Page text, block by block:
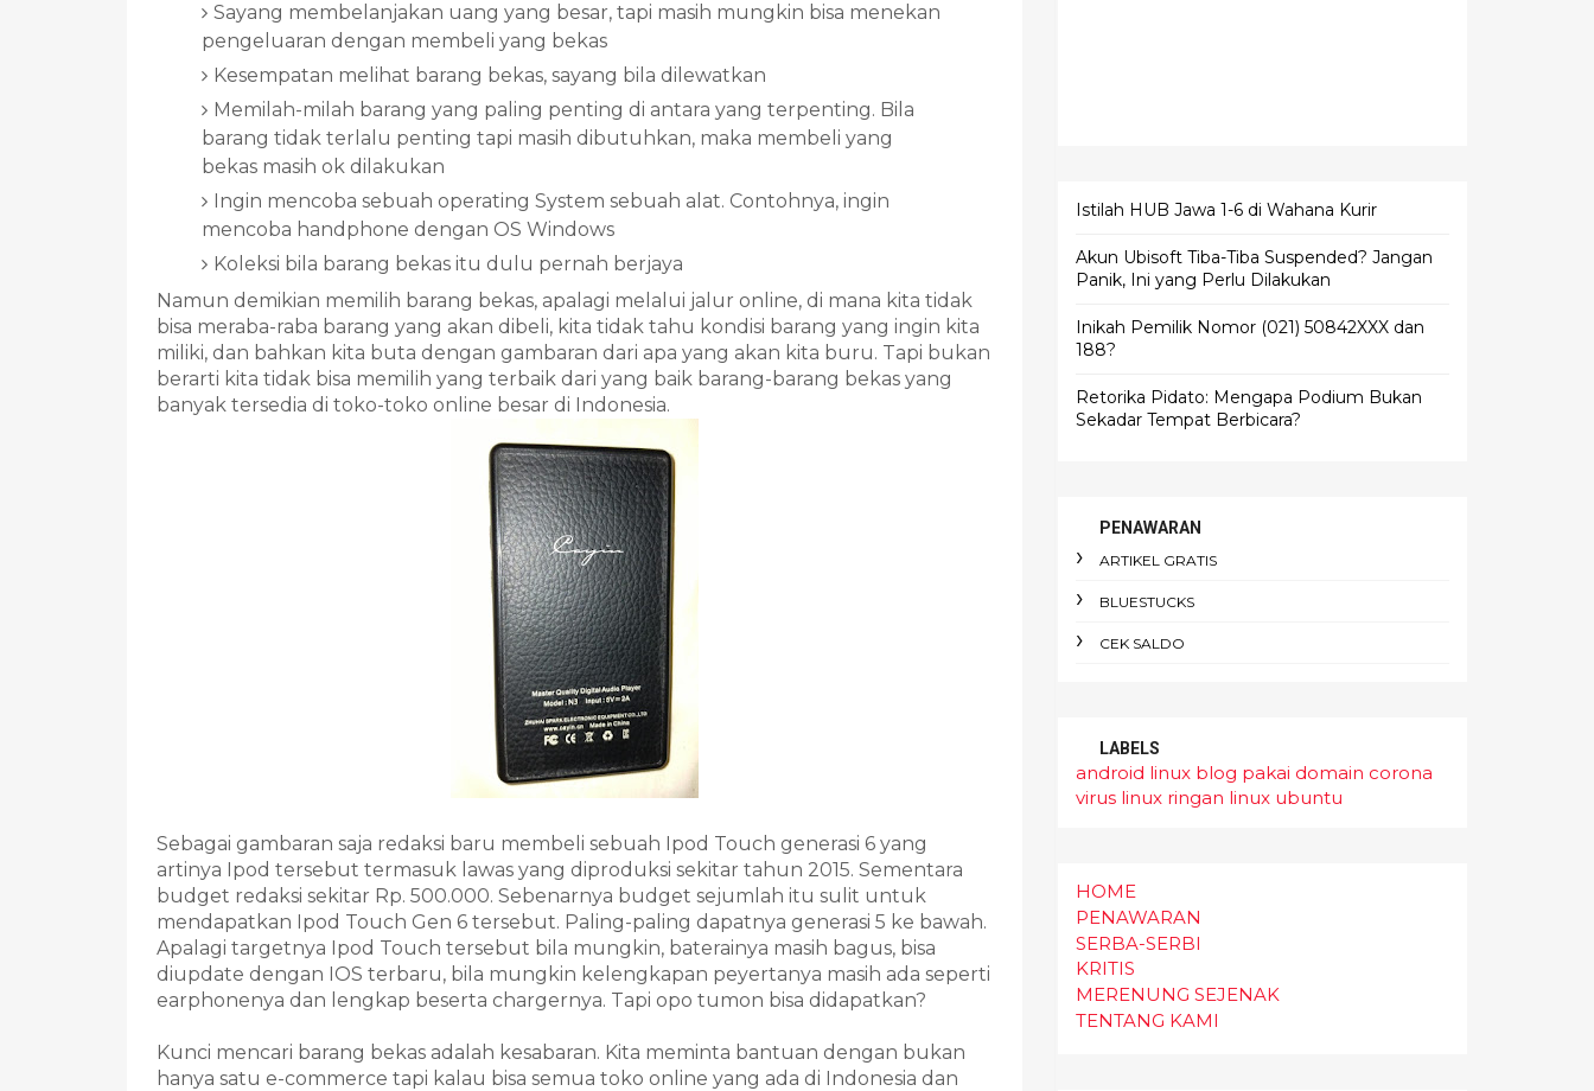
Sayang membelanjakan uang yang besar, tapi masih mungkin bisa menekan
pengeluaran dengan membeli yang bekas
Kesempatan melihat barang bekas, sayang bila dilewatkan
Memilah-milah barang yang paling penting di antara yang terpenting. Bila
barang tidak terlalu penting tapi masih dibutuhkan, maka membeli yang
bekas masih ok dilakukan
Ingin mencoba sebuah operating System sebuah alat. Contohnya, ingin
mencoba handphone dengan OS Windows
Koleksi bila barang bekas itu dulu pernah berjaya
Namun demikian memilih barang bekas, apalagi melalui jalur online, di mana kita tidak
bisa meraba-raba barang yang akan dibeli, kita tidak tahu kondisi barang yang ingin kita
miliki, dan bahkan kita buta dengan gambaran dari apa yang akan kita buru. Tapi bukan
berarti kita tidak bisa memilih yang terbaik dari yang baik barang-barang bekas yang
banyak tersedia di toko-toko online besar di Indonesia.
Sebagai gambaran saja redaksi baru membeli sebuah Ipod Touch generasi 6 yang
artinya Ipod tersebut termasuk lawas yang diproduksi sekitar tahun 2015. Sementara
budget redaksi sekitar Rp. 500.000. Sebenarnya budget sejumlah itu sulit untuk
mendapatkan Ipod Touch Gen 6 tersebut. Paling-paling dapatnya generasi 5 ke bawah.
Apalagi targetnya Ipod Touch tersebut bila mungkin, baterainya masih bagus, bisa
diupdate dengan IOS terbaru, bila mungkin kelengkapan peyertanya masih ada seperti
earphonenya dan lengkap beserta chargernya. Tapi opo tumon bisa didapatkan?
Kunci mencari barang bekas adalah kesabaran. Kita meminta bantuan dengan bukan
hanya satu e-commerce tapi kalau bisa semua toko online yang ada di Indonesia dan
Istilah HUB Jawa 1-6 di Wahana Kurir
Akun Ubisoft Tiba-Tiba Suspended? Jangan
Panik, Ini yang Perlu Dilakukan
Inikah Pemilik Nomor (021) 50842XXX dan
188?
Retorika Pidato: Mengapa Podium Bukan
Sekadar Tempat Berbicara?
PENAWARAN
ARTIKEL GRATIS
BLUESTUCKS
CEK SALDO
LABELS
android linux blog pakai domain corona
virus linux ringan linux ubuntu
HOME
PENAWARAN
SERBA-SERBI
KRITIS
MERENUNG SEJENAK
TENTANG KAMI